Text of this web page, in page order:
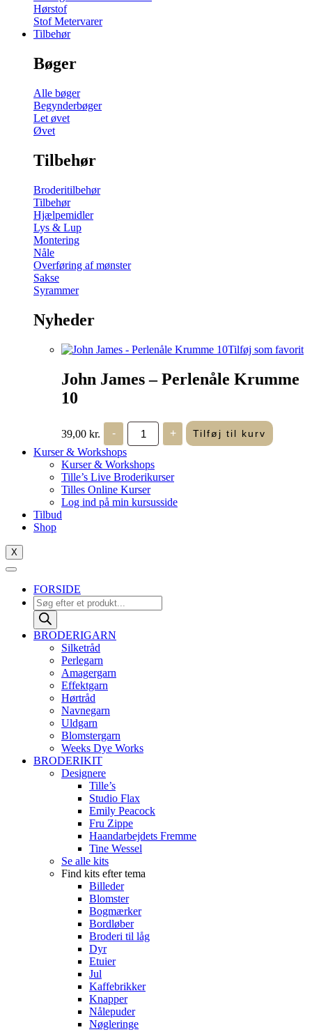
Hørstof
Stof Metervarer
Tilbehør
Bøger
Alle bøger
Begynderbøger
Let øvet
Øvet
Tilbehør
Broderitilbehør
Tilbehør
Hjælpemidler
Lys & Lup
Montering
Nåle
Overføring af mønster
Sakse
Syrammer
Nyheder
Tilføj som favorit
John James – Perlenåle Krumme
10
39,00 kr. -
John
James
-
Perlenåle
Krumme
10
antal
+ Tilføj til kurv
Kurser & Workshops
Kurser & Workshops
Tille’s Live Broderikurser
Tilles Online Kurser
Log ind på min kursusside
Tilbud
Shop
X
FORSIDE
Products
search
BRODERIGARN
Silketråd
Perlegarn
Amagergarn
Effektgarn
Hørtråd
Navnegarn
Uldgarn
Blomstergarn
Weeks Dye Works
BRODERIKIT
Designere
Tille’s
Studio Flax
Emily Peacock
Fru Zippe
Haandarbejdets Fremme
Tine Wessel
Se alle kits
Find kits efter tema
Billeder
Blomster
Bogmærker
Bordløber
Broderi til låg
Dyr
Etuier
Jul
Kaffebrikker
Knapper
Nålepuder
Nøgleringe